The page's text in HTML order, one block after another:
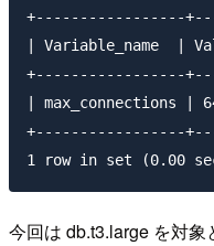
+-----------------
| Variable_name  |
+-----------------
| max_connections |
+-----------------
今回は db.t3.large を対